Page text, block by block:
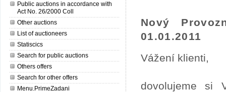
Public auctions in accordance with
Act No. 26/2000 Coll
Other auctions
List of auctioneers
Statiscics
Search for public auctions
Others offers
Search for other offers
Menu.PrimeZadani
Nový
01.01.2011
Vážení klienti,
dovolujeme si